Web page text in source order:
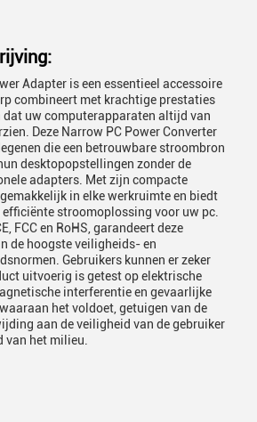
Adapter is een essentieel accessoire
combineert met krachtige prestaties
dat uw computerapparaten altijd van
Deze Narrow PC Power Converter
die een betrouwbare stroombron
desktopopstellingen zonder de
adapters. Met zijn compacte
in elke werkruimte en biedt
stroomoplossing voor uw pc.
FCC en RoHS, garandeert deze
de hoogste veiligheids- en
Gebruikers kunnen er zeker
uitvoerig is getest op elektrische
interferentie en gevaarlijke
het voldoet, getuigen van de
aan de veiligheid van de gebruiker
van het milieu.